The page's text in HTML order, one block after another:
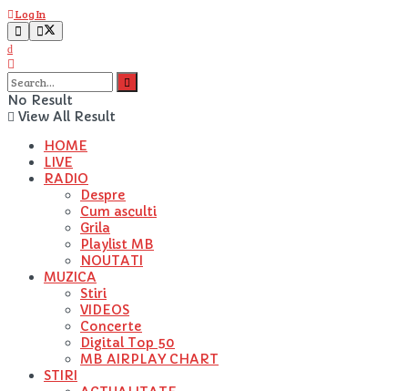
Log In
No Result
View All Result
HOME
LIVE
RADIO
Despre
Cum asculti
Grila
Playlist MB
NOUTATI
MUZICA
Stiri
VIDEOS
Concerte
Digital Top 50
MB AIRPLAY CHART
STIRI